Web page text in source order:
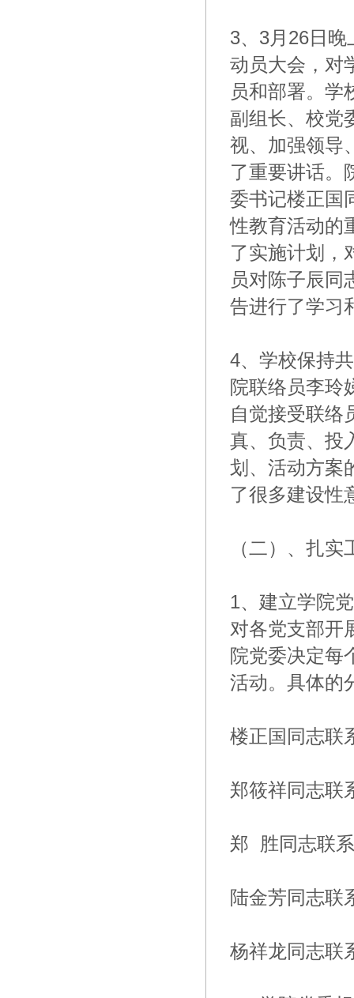
3、3月26日
动员大会，对
员和部署。学
副组长、校党
视、加强领导
了重要讲话。
委书记楼正国
性教育活动的
了实施计划，
员对陈子辰同
告进行了学习
4、学校保持
院联络员李玲
自觉接受联络
真、负责、投
划、活动方案
了很多建设性
（二）、扎
1、建立学院
对各党支部开
院党委决定每
活动。具体的
楼正国同志联
郑筱祥同志联
郑 胜同志联
陆金芳同志联
杨祥龙同志联